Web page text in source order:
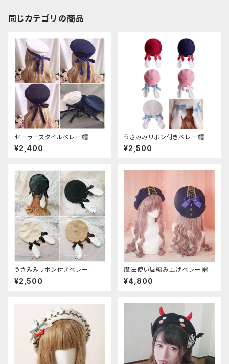
同じカテゴリの商品
セーラースタイルベレー帽
¥2,400
うさみみリボン付きベレー帽
¥2,500
うさみみリボン付きベレー
¥2,500
魔法使い風編み上げベレー帽
¥4,800